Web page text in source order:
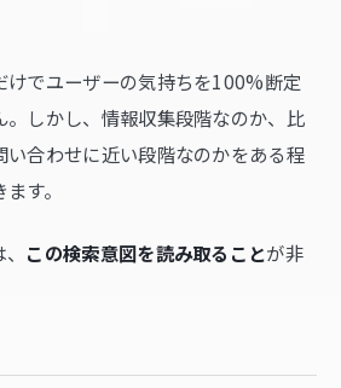
けでユーザーの気持ちを100%断定
。しかし、情報収集段階なのか、比
合わせに近い段階なのかをある程
す。
この検索意図を読み取ることが非